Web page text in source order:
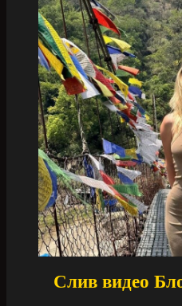
Слив видео